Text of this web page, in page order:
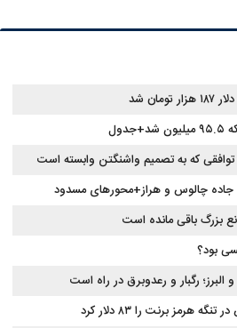
شد
توافقی که به تصمیم واشنگتن وابسته است
چالوس و هراز+محورهای مسدود
بزرگ باقی مانده است
بود؟
رگبار و رعدوبرق در راه است
برنت را ۸۳ دلار کرد